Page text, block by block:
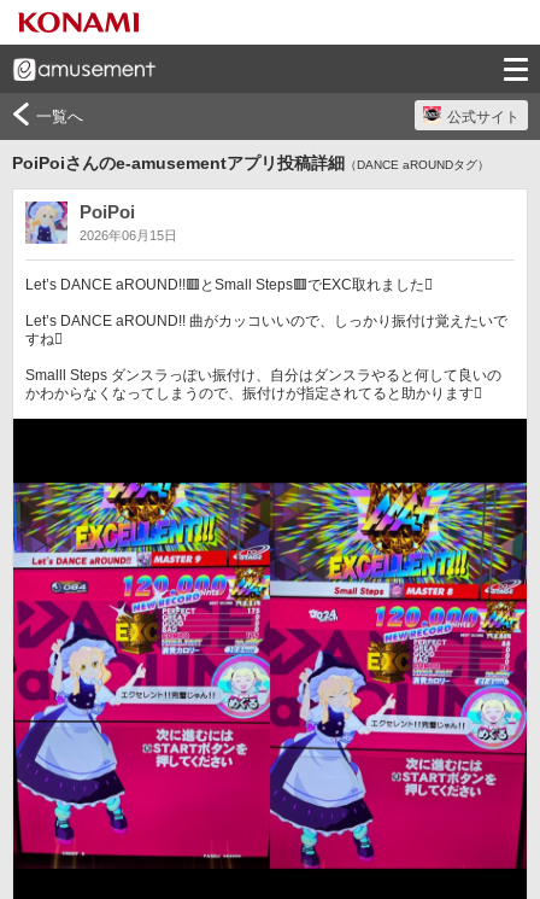
一覧へ 公式サイト
PoiPoiさんのe-amusementアプリ投稿詳細 （DANCE aROUNDタグ）
PoiPoi
2026年06月15日
Let’s DANCE aROUND!!🟥とSmall Steps🟥でEXC取れました󾌵
Let’s DANCE aROUND!! 曲がカッコいいので、しっかり振付け覚えたいで
すね󾌲
Smalll Steps ダンスラっぽい振付け、自分はダンスラやると何して良いの